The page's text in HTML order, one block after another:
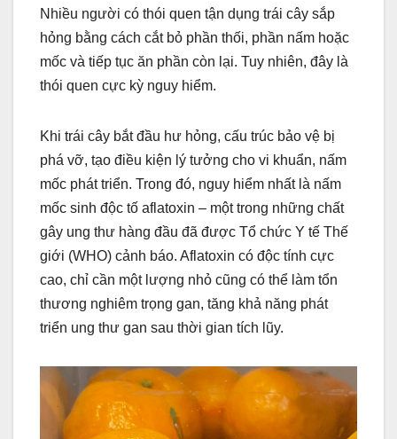
Nhiều người có thói quen tận dụng trái cây sắp
hỏng bằng cách cắt bỏ phần thối, phần nấm hoặc
mốc và tiếp tục ăn phần còn lại. Tuy nhiên, đây là
thói quen cực kỳ nguy hiểm.
Khi trái cây bắt đầu hư hỏng, cấu trúc bảo vệ bị
phá vỡ, tạo điều kiện lý tưởng cho vi khuẩn, nấm
mốc phát triển. Trong đó, nguy hiểm nhất là nấm
mốc sinh độc tố aflatoxin – một trong những chất
gây ung thư hàng đầu đã được Tổ chức Y tế Thế
giới (WHO) cảnh báo. Aflatoxin có độc tính cực
cao, chỉ cần một lượng nhỏ cũng có thể làm tổn
thương nghiêm trọng gan, tăng khả năng phát
triển ung thư gan sau thời gian tích lũy.